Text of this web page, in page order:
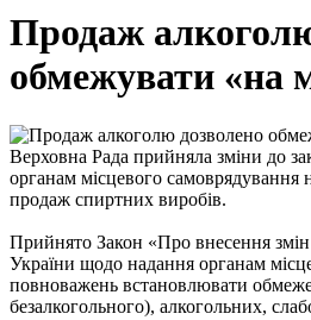
Продаж
обмежувати «на
Верховна Рада прийняла зміни до
органам місцевого самоврядування
продаж спиртних виробів.
Прийнято Закон «Про внесення змін
України щодо надання органам
повноважень встановлювати
безалкогольного), алкогольних,